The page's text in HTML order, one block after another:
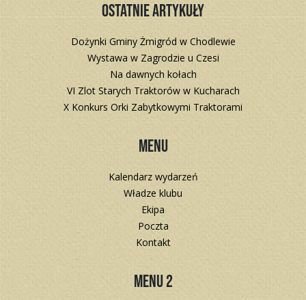
Ostatnie artykuły
Dożynki Gminy Żmigród w Chodlewie
Wystawa w Zagrodzie u Czesi
Na dawnych kołach
VI Zlot Starych Traktorów w Kucharach
X Konkurs Orki Zabytkowymi Traktorami
Menu
Kalendarz wydarzeń
Władze klubu
Ekipa
Poczta
Kontakt
Menu 2